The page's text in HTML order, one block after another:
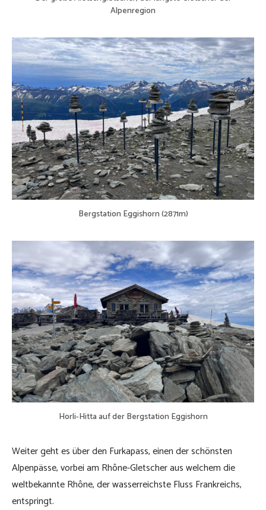
Alpenregion
Bergstation Eggishorn (2871m)
Horli-Hitta auf der Bergstation Eggishorn
Weiter geht es über den Furkapass, einen der schönsten
Alpenpässe, vorbei am Rhône-Gletscher aus welchem die
weltbekannte Rhône, der wasserreichste Fluss Frankreichs,
entspringt.